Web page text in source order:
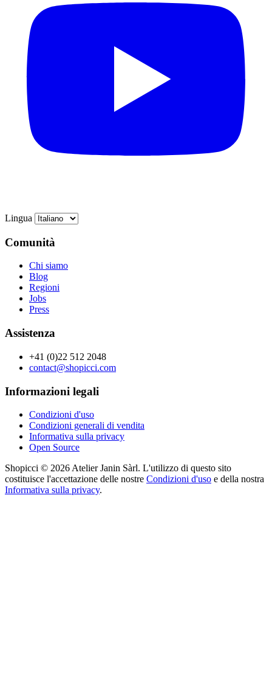
Lingua
Comunità
Chi siamo
Blog
Regioni
Jobs
Press
Assistenza
+41 (0)22 512 2048
contact@shopicci.com
Informazioni legali
Condizioni d'uso
Condizioni generali di vendita
Informativa sulla privacy
Open Source
Shopicci © 2026 Atelier Janin Sàrl. L'utilizzo di questo sito
costituisce l'accettazione delle nostre Condizioni d'uso e della nostra
Informativa sulla privacy.